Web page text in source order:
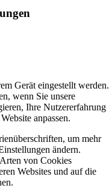
Gerät eingestellt werden.
wenn Sie unsere
Ihre Nutzererfahrung
anpassen.
um mehr
ändern.
von Cookies
Websites und auf die